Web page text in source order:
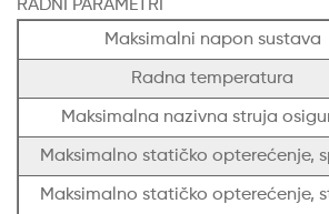
RADNI PARAMETRI
Maksimalni napon sustava
Radna temperatura
Maksimalna nazivna struja
Maksimalno statičko opterećenje,
Maksimalno statičko opterećenje,